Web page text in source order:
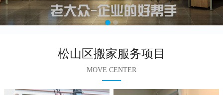
松山区搬家服务项目
MOVE CENTER